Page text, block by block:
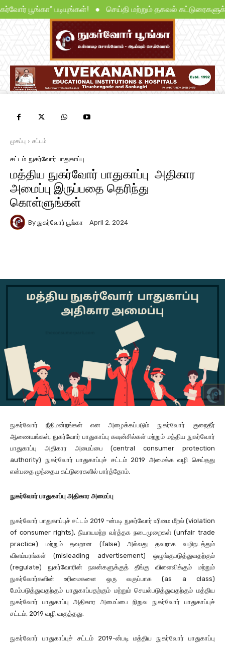
பூங்கா” படியுங்கள்! ● செய்தி மற்றும் தகவல்
முகப்பு சட்டம்
சட்டம் நுகர்வோர் பாதுகாப்பு
மத்திய நுகர்வோர் பாதுகாப்பு அதிகார
அமைப்பு இருப்பதை தெரிந்து
கொள்ளுங்கள்
By நுகர்வோர் பூங்கா April 2, 2024
நுகர்வோர் நீதிமன்றங்கள் என அழைக்கப்படும் நுகர்வோர் குறைதீர்
ஆணையங்கள், நுகர்வோர் பாதுகாப்பு கவுன்சில்கள் மற்றும் மத்திய நுகர்வோர்
பாதுகாப்பு அதிகார அமைப்பை (central consumer protection
authority) நுகர்வோர் பாதுகாப்புச் சட்டம் 2019 அமைக்க வழி செய்தது
என்பதை முந்தைய கட்டுரைகளில் பார்த்தோம்.
நுகர்வோர் பாதுகாப்பு அதிகார அமைப்பு
நுகர்வோர் பாதுகாப்புச் சட்டம் 2019 -ன்படி நுகர்வோர் உரிமை மீறல் (violation
of consumer rights), நியாயமற்ற வர்த்தக நடைமுறைகள் (unfair trade
practice) மற்றும் தவறான (false) அல்லது தவறாக வழிநடத்தும்
விளம்பரங்கள் (misleading advertisement) ஒழுங்குபடுத்துவதற்கும்
(regulate) நுகர்வோரின் நலன்களுக்குத் தீங்கு விளைவிக்கும் மற்றும்
நுகர்வோர்களின் உரிமைகளை ஒரு வகுப்பாக (as a class)
மேம்படுத்துவதற்கும் பாதுகாப்பதற்கும் மற்றும் செயல்படுத்துவதற்கும் மத்திய
நுகர்வோர் பாதுகாப்பு அதிகார அமைப்பை நிறுவ நுகர்வோர் பாதுகாப்புச்
சட்டம், 2019 வழி வகுத்தது.
நுகர்வோர் பாதுகாப்புச் சட்டம் 2019-ன்படி மத்திய நுகர்வோர் பாதுகாப்பு